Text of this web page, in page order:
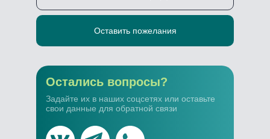
Где получить консультацию?
Оставить пожелания
Задайте их в наших соцсетях или оставьте
свои данные для обратной связи
Остались вопросы?